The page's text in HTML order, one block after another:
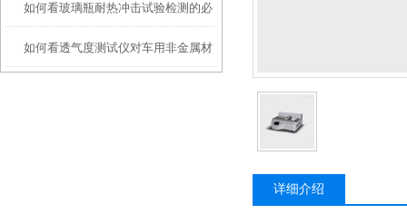
如何看玻璃瓶耐热冲击试验检测的必
要性？
如何看透气度测试仪对车用非金属材
详细介绍